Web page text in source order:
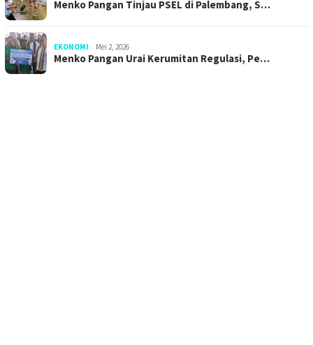
Menko Pangan Tinjau PSEL di Palembang, S…
EKONOMI Mei 2, 2026
Menko Pangan Urai Kerumitan Regulasi, Pe…